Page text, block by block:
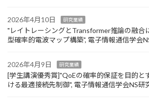
2026年4月10日 研究業績
"レイトレーシングとTransformer推論の融合
型確率的電波マップ構築", 電子情報通信学会
2026年4月9日 研究業績
[学生講演優秀賞]"QoEの確率的保証を目的
ける最適接続先制御", 電子情報通信学会NS研